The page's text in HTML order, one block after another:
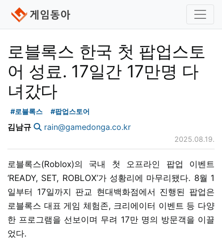
로블록스 한국 첫 팝업스토
어 성료. 17일간 17만명 다
녀갔다
#로블록스 #팝업스토어
김남규 rain@gamedonga.co.kr
2025.08.19.
로블록스(Roblox)의 국내 첫 오프라인 팝업 이벤트
‘READY, SET, ROBLOX’가 성황리에 마무리됐다. 8월 1
일부터 17일까지 판교 현대백화점에서 진행된 팝업은
로블록스 대표 게임 체험존, 크리에이터 이벤트 등 다양
한 프로그램을 선보이며 무려 17만 명의 방문객을 이끌
었다.